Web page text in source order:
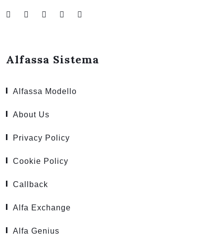
Alfassa Sistema
Alfassa Modello
About Us
Privacy Policy
Cookie Policy
Callback
Alfa Exchange
Alfa Genius